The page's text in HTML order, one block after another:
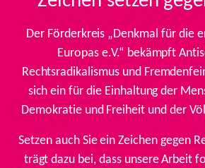
Der Förderkreis „Denkmal für die
Europas e.V.“ bekämpft
Rechtsradikalismus und
sich ein für die Einhaltung der
Demokratie und Freiheit und der
Setzen auch Sie ein Zeichen gegen
trägt dazu bei, dass unsere Arbeit